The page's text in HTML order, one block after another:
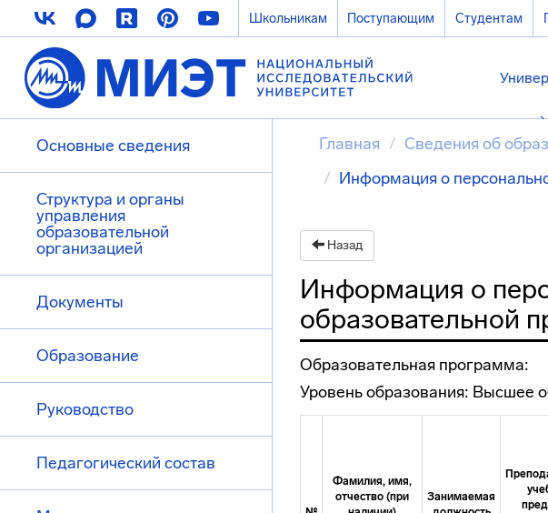
Школьникам Поступающим Студентам
Основные сведения
Структура и органы
управления
образовательной
организацией
Документы
Образование
Руководство
Педагогический состав
Главная Сведения об
Информация о
Назад
Информация о
образовательной
Образовательная программа:
Уровень образования: Высшее
Фамилия, имя,
отчество (при
Занимаемая